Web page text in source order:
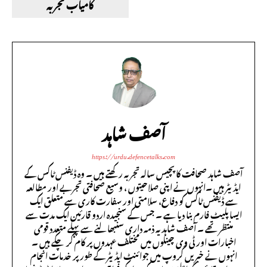
آصف شاہد
https://urdu.defencetalks.com
آصف شاہد صحافت کا پچیس سالہ تجربہ رکھتے ہیں ۔ وہ ڈیفنس ٹاکس کے
ایڈیٹر ہیں ۔انہوں نے اپنی صلاحیتوں ، وسیع صحافتی تجربے اور مطالعہ
سے ڈیفنس ٹاکس کو دفاع، سلامتی اور سفارت کاری سے متعلق ایک
ایسا پلیٹ فارم بنا دیا ہے ۔ جس کے سنجیدہ اردو قارئین ایک مدت سے
منتظر تھے ۔ آصف شاہد یہ ذمہ داری سنبھالنے سے پہلے متعدد قومی
اخبارات اور ٹی وی چینلوں میں مختلف عہدوں پر کام کر چکے ہیں ۔
انہوں نے خبریں گروپ میں جوائنٹ ایڈیٹر کے طور پر خدمات انجام